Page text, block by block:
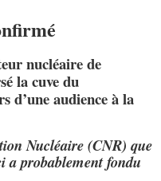
nucléaire de
la cuve du
d’une audience à la
Nucléaire (CNR) que
a probablement fondu